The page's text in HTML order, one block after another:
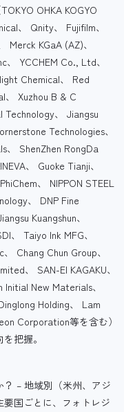
OHKA KOGYO
、 Qnity、 Fujifilm、
Merck KGaA (AZ)、
YCCHEM Co., Ltd、
Chemical、 Red
Xuzhou B & C
Technology、 Jiangsu
Technologies、
、 ShenZhen RongDa
、 Guoke Tianji、
、 NIPPON STEEL
、 DNP Fine
Kuangshun、
、 Taiyo Ink MFG、
Chang Chun Group、
、 SAN-EI KAGAKU、
New Materials、
Holding、 Lam
Corporation等を含む）
把握。
– 地域別（米州、アジ
国ごとに、フォトレジ